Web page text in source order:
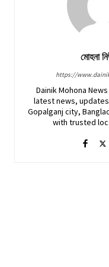
মোহনা
https://
Dainik Mohona
latest news,
Gopalganj city,
with trusted